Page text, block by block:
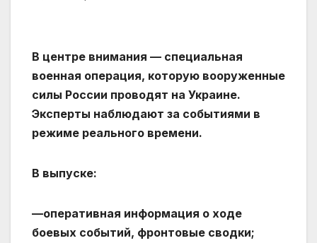
В центре внимания — специальная
военная операция, которую вооруженные
силы России проводят на Украине.
Эксперты наблюдают за событиями в
режиме реального времени.
В выпуске:
—оперативная информация о ходе
боевых событий, фронтовые сводки;